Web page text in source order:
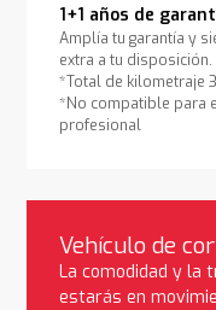
1+1 años de
Amplía tu garantía y
extra a tu disposición.
*Total de kilometraje
*No compatible para
profesional
Vehículo de
La comodidad y la
estarás en